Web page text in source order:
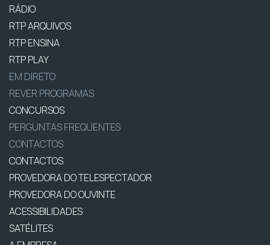
RÁDIO
RTP ARQUIVOS
RTP ENSINA
RTP PLAY
EM DIRETO
REVER PROGRAMAS
CONCURSOS
PERGUNTAS FREQUENTES
CONTACTOS
CONTACTOS
PROVEDORA DO TELESPECTADOR
PROVEDORA DO OUVINTE
ACESSIBILIDADES
SATÉLITES